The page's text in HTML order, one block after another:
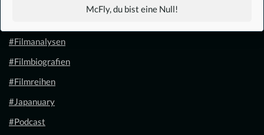
McFly, du bist eine Null!
#Filmanalysen
#Filmbiografien
#Filmreihen
#Japanuary
#Podcast